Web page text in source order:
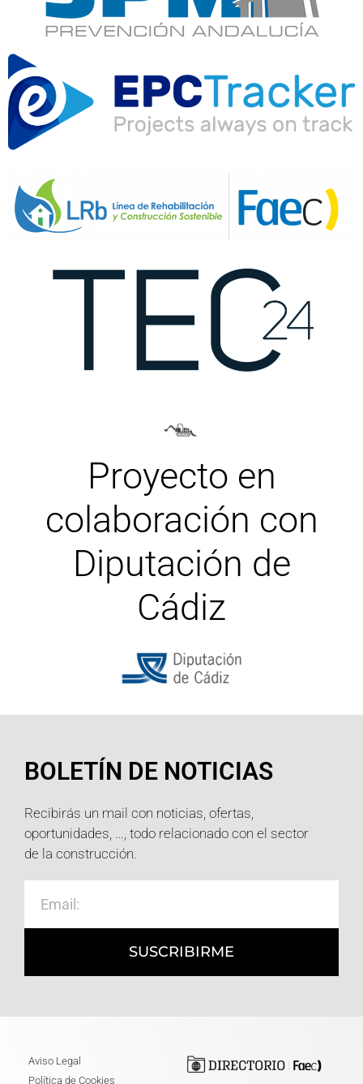
Proyecto en
colaboración con
Diputación de
Cádiz
BOLETÍN DE NOTICIAS
Recibirás un mail con noticias, ofertas,
oportunidades, …, todo relacionado con el sector
de la construcción.
SUSCRIBIRME
Aviso Legal
Política de Cookies